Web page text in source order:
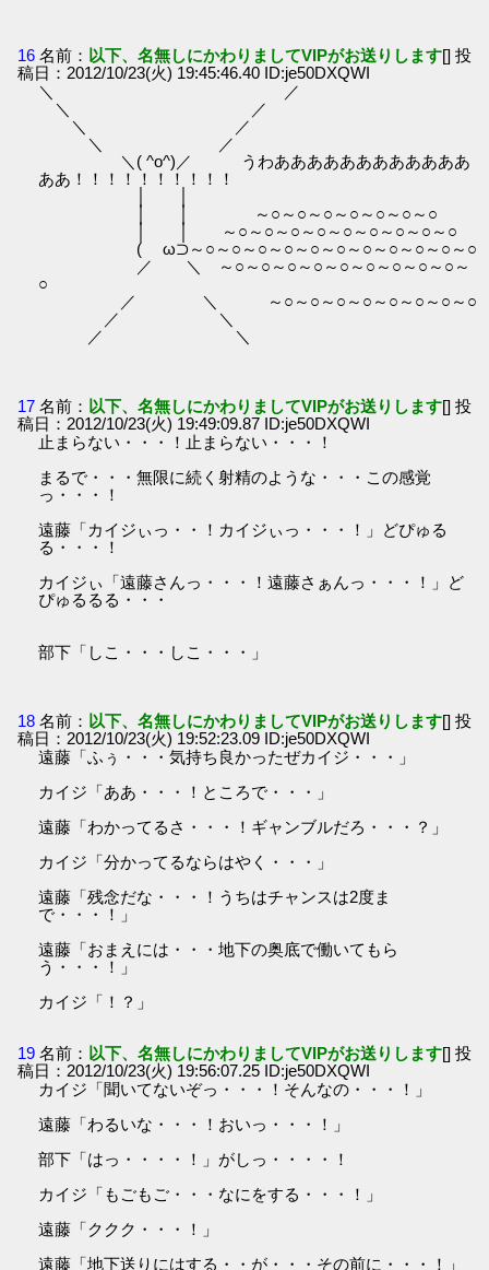
16 名前： 以下、名無しにかわりましてVIPがお送りします[] 投
稿日：2012/10/23(火) 19:45:46.40 ID:je50DXQWI
＼ ／
＼ ／
＼ ／
＼ ／
＼( ^o^)／ うわああああああああああああ
ああ！！！！！！！！！！
│ │ ～○～○～○～○～○～○～○
│ │ ～○～○～○～○～○～○～○～○～○
( ω⊃～○～○～○～○～○～○～○～○～○～○～○
／ ＼ ～○～○～○～○～○～○～○～○～○～
○
／ ＼ ～○～○～○～○～○～○～○～○
／ ＼
／ ＼
17 名前： 以下、名無しにかわりましてVIPがお送りします[] 投
稿日：2012/10/23(火) 19:49:09.87 ID:je50DXQWI
止まらない・・・！止まらない・・・！
まるで・・・無限に続く射精のような・・・この感覚
っ・・・！
遠藤「カイジぃっ・・！カイジぃっ・・・！」どぴゅる
る・・・！
カイジぃ「遠藤さんっ・・・！遠藤さぁんっ・・・！」ど
ぴゅるるる・・・
部下「しこ・・・しこ・・・」
18 名前： 以下、名無しにかわりましてVIPがお送りします[] 投
稿日：2012/10/23(火) 19:52:23.09 ID:je50DXQWI
遠藤「ふぅ・・・気持ち良かったぜカイジ・・・」
カイジ「ああ・・・！ところで・・・」
遠藤「わかってるさ・・・！ギャンブルだろ・・・？」
カイジ「分かってるならはやく・・・」
遠藤「残念だな・・・！うちはチャンスは2度ま
で・・・！」
遠藤「おまえには・・・地下の奥底で働いてもら
う・・・！」
カイジ「！？」
19 名前： 以下、名無しにかわりましてVIPがお送りします[] 投
稿日：2012/10/23(火) 19:56:07.25 ID:je50DXQWI
カイジ「聞いてないぞっ・・・！そんなの・・・！」
遠藤「わるいな・・・！おいっ・・・！」
部下「はっ・・・・！」がしっ・・・・！
カイジ「もごもご・・・なにをする・・・！」
遠藤「ククク・・・！」
遠藤「地下送りにはする・・が・・・その前に・・・！」